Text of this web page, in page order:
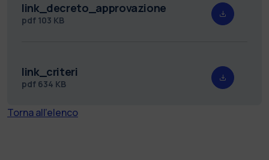
link_decreto_approvazione
pdf 103 KB
link_criteri
pdf 634 KB
Torna all'elenco